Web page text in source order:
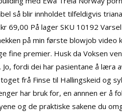
så blir innholdet tilfeldigvis
69,00 På lager SKU 10192
på min første blowjob
fine premier. Husk daVoksen
Jo, fordi dei har pasientane å
frå Finse til Hallingskeid og
har bruk for, en annnen er å
og de praktiske sakene du